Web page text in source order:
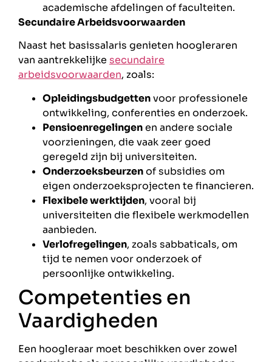
academische afdelingen of faculteiten.
Secundaire Arbeidsvoorwaarden
Naast het basissalaris genieten hoogleraren
van aantrekkelijke secundaire
arbeidsvoorwaarden, zoals:
Opleidingsbudgettenvoor professionele
ontwikkeling, conferenties en onderzoek.
Pensioenregelingenen andere sociale
voorzieningen, die vaak zeer goed
geregeld zijn bij universiteiten.
Onderzoeksbeurzenof subsidies om
eigen onderzoeksprojecten te financieren.
Flexibele werktijden, vooral bij
universiteiten die flexibele werkmodellen
aanbieden.
Verlofregelingen, zoals sabbaticals, om
tijd te nemen voor onderzoek of
persoonlijke ontwikkeling.
Competenties en
Vaardigheden
Een hoogleraar moet beschikken over zowel